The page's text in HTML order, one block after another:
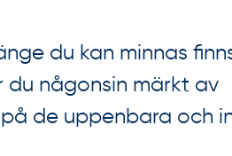
du kan minnas
du någonsin märkt av
de uppenbara och